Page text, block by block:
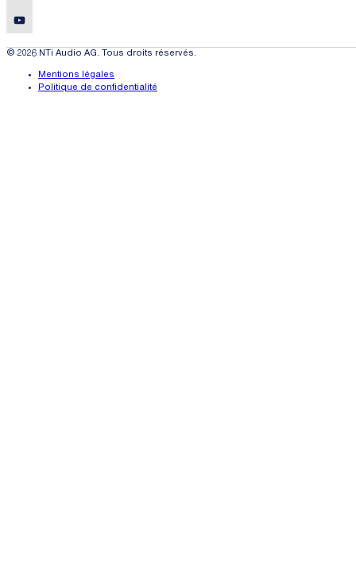
© 2026 NTi Audio AG. Tous droits réservés.
Mentions légales
Politique de confidentialité